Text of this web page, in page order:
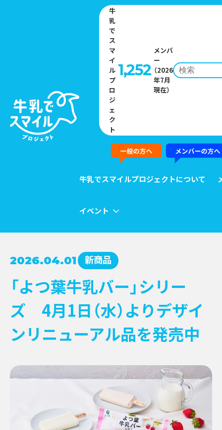
牛
乳
で
ス
マ
イ
ル
プ
ロ
ジ
ェ
ク
ト
1,252
メンバ
ー
（2026
年7月
現在）
牛乳でスマイルプロジェクトについて
NEWS
コンクール受賞レシピ
お知らせ →
新商品 →
イベント
EVENT イベント →
キャンペーン
「よつ葉牛乳バー」シリーズ 4月1日（水）よ
りデザインリニューアル品を発売中
NEWS
ニュース
2026.04.01 新商品
「よつ葉牛乳バー」シリー
ズ 4月1日（水）よりデザイ
ンリニューアル品を発売中